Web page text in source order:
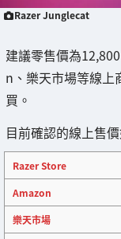
Razer Junglecat
建議零售價為
n、樂天市場等線上
買。
目前確認的線上售價
Razer Store
Amazon
樂天市場